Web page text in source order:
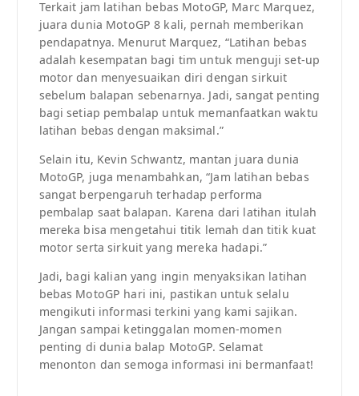
Terkait jam latihan bebas MotoGP, Marc Marquez,
juara dunia MotoGP 8 kali, pernah memberikan
pendapatnya. Menurut Marquez, “Latihan bebas
adalah kesempatan bagi tim untuk menguji set-up
motor dan menyesuaikan diri dengan sirkuit
sebelum balapan sebenarnya. Jadi, sangat penting
bagi setiap pembalap untuk memanfaatkan waktu
latihan bebas dengan maksimal.”
Selain itu, Kevin Schwantz, mantan juara dunia
MotoGP, juga menambahkan, “Jam latihan bebas
sangat berpengaruh terhadap performa
pembalap saat balapan. Karena dari latihan itulah
mereka bisa mengetahui titik lemah dan titik kuat
motor serta sirkuit yang mereka hadapi.”
Jadi, bagi kalian yang ingin menyaksikan latihan
bebas MotoGP hari ini, pastikan untuk selalu
mengikuti informasi terkini yang kami sajikan.
Jangan sampai ketinggalan momen-momen
penting di dunia balap MotoGP. Selamat
menonton dan semoga informasi ini bermanfaat!